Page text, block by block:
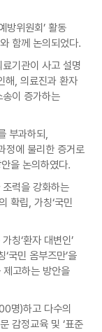
방위원회’ 활동
함께 논의되었다.
기관이 사고 설명
해, 의료진과 환자
이 증가하는
부과하되,
정에 불리한 증거로
을 논의하였다.
력을 강화하는
확립, 가칭‘국민
칭‘환자 대변인’
국민 옴부즈만’을
고하는 방안을
명)하고 다수의
감정교육 및 ‘표준